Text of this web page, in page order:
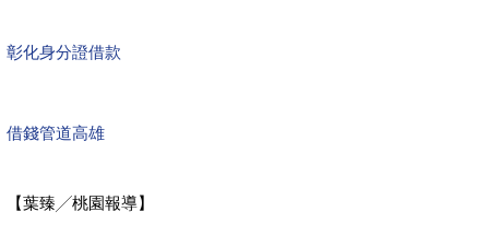
彰化身分證借款
借錢管道高雄
【葉臻╱桃園報導】